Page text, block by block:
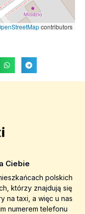
contributors
Ciebie
polskich
którzy znajdują się
na taxi, a więc u nas
numerem telefonu